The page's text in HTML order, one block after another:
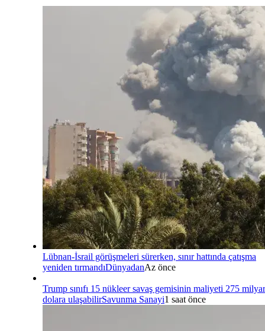
Lübnan-İsrail görüşmeleri sürerken, sınır hattında çatışma
yeniden tırmandıDünyadanAz önce
Trump sınıfı 15 nükleer savaş gemisinin maliyeti 275 milyar
dolara ulaşabilirSavunma Sanayi1 saat önce